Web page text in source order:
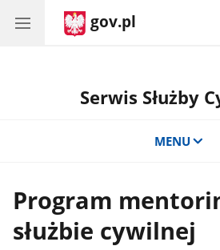
gov.pl
Serwis Służby
MENU
Program
służbie cywilnej